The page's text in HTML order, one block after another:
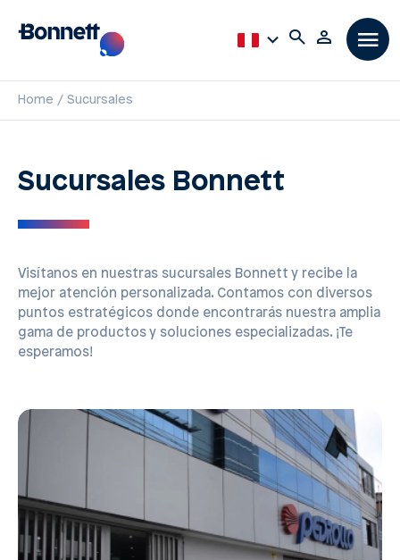
Home Sucursales
Sucursales Bonnett
Visítanos en nuestras sucursales Bonnett y recibe la
mejor atención personalizada. Contamos con diversos
puntos estratégicos donde encontrarás nuestra amplia
gama de productos y soluciones especializadas. ¡Te
esperamos!